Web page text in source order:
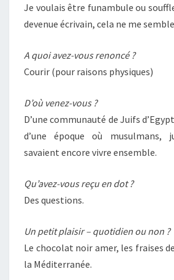
Je voulais être funambule ou
devenue écrivain, cela ne me
A quoi avez-vous renoncé ?
Courir (pour raisons physiques)
D’où venez-vous ?
D’une communauté de Juifs
d’une époque où musulmans,
savaient encore vivre ensemble.
Qu’avez-vous reçu en dot ?
Des questions.
Un petit plaisir – quotidien ou non ?
Le chocolat noir amer, les fraises
la Méditerranée.